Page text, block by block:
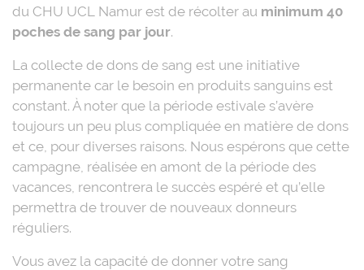
du CHU UCL Namur est de récolter au minimum 40
poches de sang par jour.
La collecte de dons de sang est une initiative
permanente car le besoin en produits sanguins est
constant. À noter que la période estivale s’avère
toujours un peu plus compliquée en matière de dons
et ce, pour diverses raisons. Nous espérons que cette
campagne, réalisée en amont de la période des
vacances, rencontrera le succès espéré et qu’elle
permettra de trouver de nouveaux donneurs
réguliers.
Vous avez la capacité de donner votre sang